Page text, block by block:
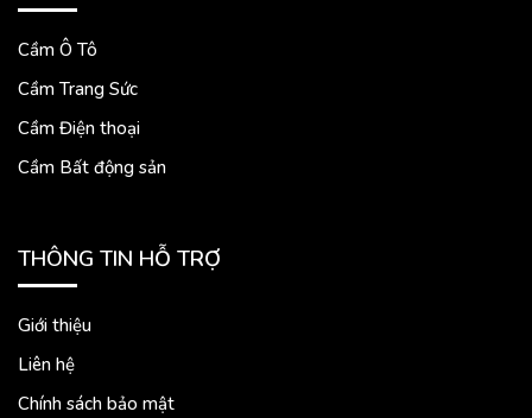
Cầm Ô Tô
Cầm Trang Sức
Cầm Điện thoại
Cầm Bất động sản
THÔNG TIN HỖ TRỢ
Giới thiệu
Liên hệ
Chính sách bảo mật